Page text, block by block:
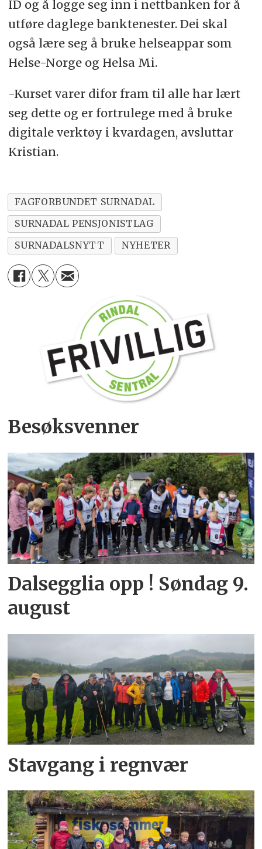
ID og å logge seg inn i nettbanken for å
utføre daglege banktenester. Dei skal
også lære seg å bruke helseappar som
Helse-Norge og Helsa Mi.
-Kurset varer difor fram til alle har lært
seg dette og er fortrulege med å bruke
digitale verktøy i kvardagen, avsluttar
Kristian.
FAGFORBUNDET SURNADAL
SURNADAL PENSJONISTLAG
SURNADALSNYTT
NYHETER
Besøksvenner
Dalsegglia opp ! Søndag 9.
august
Stavgang i regnvær